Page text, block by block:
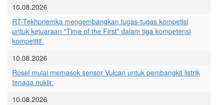
10.08.2026
RT-Tekhpriemka mengembangkan tugas-tugas kompetisi
untuk kejuaraan "Time of the First" dalam tiga kompetensi
kompetitif.
10.08.2026
Rosel mulai memasok sensor Vulcan untuk pembangkit listrik
tenaga nuklir.
10.08.2026